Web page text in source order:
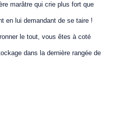
marâtre qui crie plus fort que
en lui demandant de se taire !
le tout, vous êtes à coté
dans la dernière rangée de